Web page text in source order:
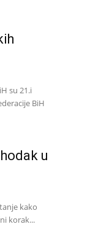
su 21.i
BiH
u
kako
korak...